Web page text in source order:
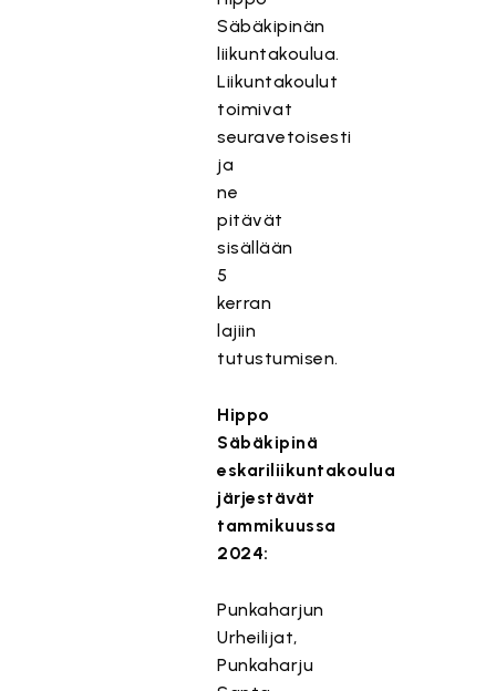
Säbäkipinän
liikuntakoulua.
Liikuntakoulut
toimivat
seuravetoisesti
ja
ne
pitävät
sisällään
5
kerran
lajiin
tutustumisen.
Hippo
Säbäkipinä
eskariliikuntakoulua
järjestävät
tammikuussa
2024:
Punkaharjun
Urheilijat,
Punkaharju